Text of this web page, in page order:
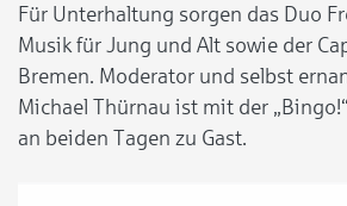
Für Unterhaltung sorgen das Duo
Musik für Jung und Alt sowie der
Bremen. Moderator und selbst
Michael Thürnau ist mit der
an beiden Tagen zu Gast.